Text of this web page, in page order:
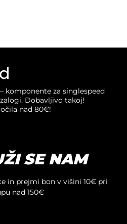
komponente za singlespeed
Dobavljivo takoj!
nad 80€!
SE NAM
in prejmi bon v višini 10€ pri
nad 150€